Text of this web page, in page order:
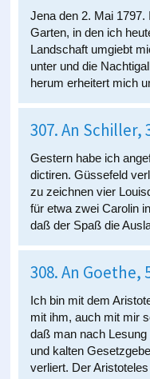
Jena den 2. Mai
Garten, in den ich
Landschaft umgiebt
unter und die
herum erheitert mich
307. An Schiller,
Gestern habe ich
dictiren. Güssefeld
zu zeichnen vier
für etwa zwei Carolin
daß der Spaß die
308. An Goethe,
Ich bin mit dem
mit ihm, auch mit mir
daß man nach
und kalten
verliert. Der